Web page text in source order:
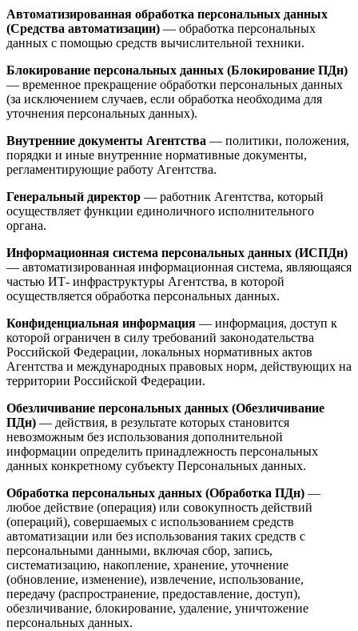
Автоматизированная обработка персональных данных
(Средства автоматизации) — обработка персональных
данных с помощью средств вычислительной техники.
Блокирование персональных данных (Блокирование ПДн)
— временное прекращение обработки персональных данных
(за исключением случаев, если обработка необходима для
уточнения персональных данных).
Внутренние документы Агентства — политики, положения,
порядки и иные внутренние нормативные документы,
регламентирующие работу Агентства.
Генеральный директор — работник Агентства, который
осуществляет функции единоличного исполнительного
органа.
Информационная система персональных данных (ИСПДн)
— автоматизированная информационная система, являющаяся
частью ИТ- инфраструктуры Агентства, в которой
осуществляется обработка персональных данных.
Конфиденциальная информация — информация, доступ к
которой ограничен в силу требований законодательства
Российской Федерации, локальных нормативных актов
Агентства и международных правовых норм, действующих на
территории Российской Федерации.
Обезличивание персональных данных (Обезличивание
ПДн) — действия, в результате которых становится
невозможным без использования дополнительной
информации определить принадлежность персональных
данных конкретному субъекту Персональных данных.
Обработка персональных данных (Обработка ПДн) —
любое действие (операция) или совокупность действий
(операций), совершаемых с использованием средств
автоматизации или без использования таких средств с
персональными данными, включая сбор, запись,
систематизацию, накопление, хранение, уточнение
(обновление, изменение), извлечение, использование,
передачу (распространение, предоставление, доступ),
обезличивание, блокирование, удаление, уничтожение
персональных данных.